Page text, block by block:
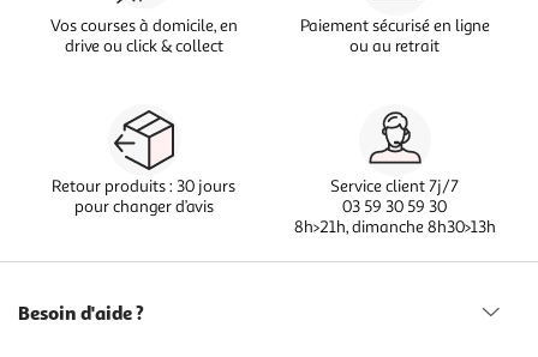
Vos courses à domicile, en
drive ou click & collect
Paiement sécurisé en ligne
ou au retrait
Retour produits : 30 jours
pour changer d’avis
Service client 7j/7
03 59 30 59 30
8h>21h, dimanche 8h30>13h
Besoin d'aide ?